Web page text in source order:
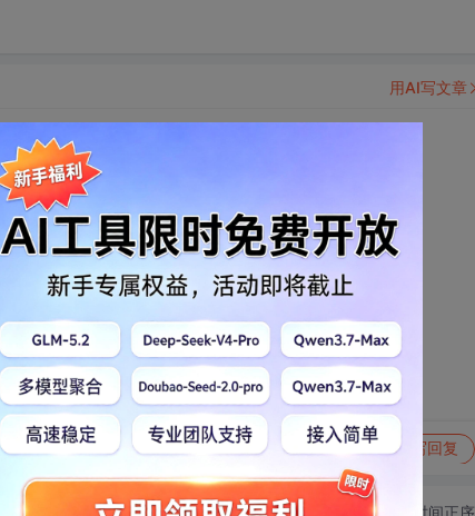
！
，不知道怎么回事
转发到动态 举报 写回复
用AI写文章
切换为时间正序